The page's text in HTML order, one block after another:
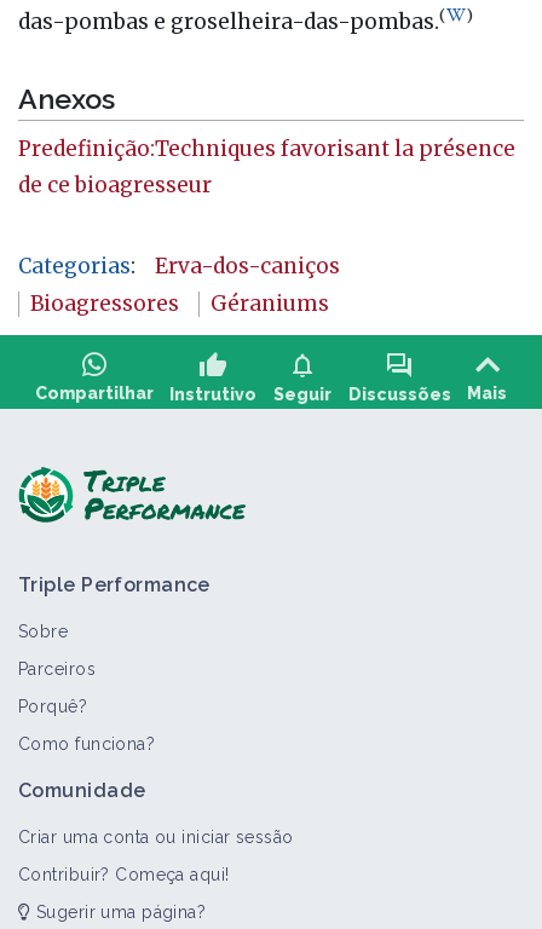
das-pombas e groselheira-das-pombas.( )
Anexos
Predefinição:Techniques favorisant la présence
de ce bioagresseur
Categorias:
Erva-dos-caniços
Bioagressores
Géraniums
Compartilhar
thumb_up
Instrutivo
notifications
Seguir
forum
Discussões Mais
Bidens frondosa
Triple Performance
Sobre
Parceiros
Porquê?
Como funciona?
Comunidade
Criar uma conta ou iniciar sessão
Contribuir? Começa aqui!
Sugerir uma página?